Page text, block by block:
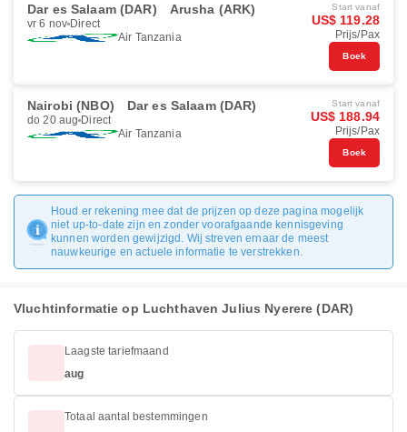
Dar es Salaam (DAR) Arusha (ARK)
vr 6 nov Direct
Air Tanzania
Start vanaf
US$ 119.28
Prijs/Pax
Boek
Nairobi (NBO) Dar es Salaam (DAR)
do 20 aug Direct
Air Tanzania
Start vanaf
US$ 188.94
Prijs/Pax
Boek
Houd er rekening mee dat de prijzen op deze pagina mogelijk
niet up-to-date zijn en zonder voorafgaande kennisgeving
kunnen worden gewijzigd. Wij streven ernaar de meest
nauwkeurige en actuele informatie te verstrekken.
Vluchtinformatie op Luchthaven Julius Nyerere (DAR)
Laagste tariefmaand
aug
Totaal aantal bestemmingen